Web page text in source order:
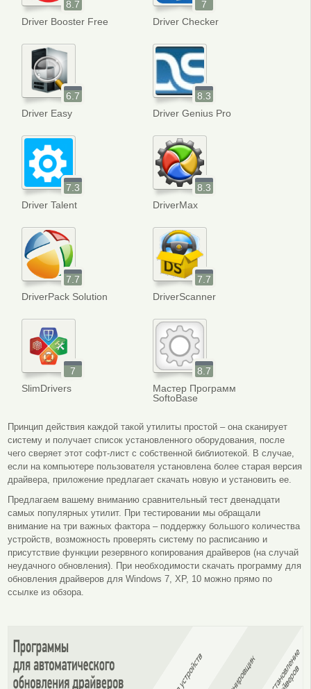
8.7
Driver Booster Free
7
Driver Checker
6.7
Driver Easy
8.3
Driver Genius Pro
7.3
Driver Talent
8.3
DriverMax
7.7
DriverPack Solution
7.7
DriverScanner
7
SlimDrivers
8.7
Мастер Программ
SoftoBase
Принцип действия каждой такой утилиты простой – она сканирует
систему и получает список установленного оборудования, после
чего сверяет этот софт-лист с собственной библиотекой. В случае,
если на компьютере пользователя установлена более старая версия
драйвера, приложение предлагает скачать новую и установить ее.
Предлагаем вашему вниманию сравнительный тест двенадцати
самых популярных утилит. При тестировании мы обращали
внимание на три важных фактора – поддержку большого количества
устройств, возможность проверять систему по расписанию и
присутствие функции резервного копирования драйверов (на случай
неудачного обновления). При необходимости скачать программу для
обновления драйверов для Windows 7, XP, 10 можно прямо по
ссылке из обзора.